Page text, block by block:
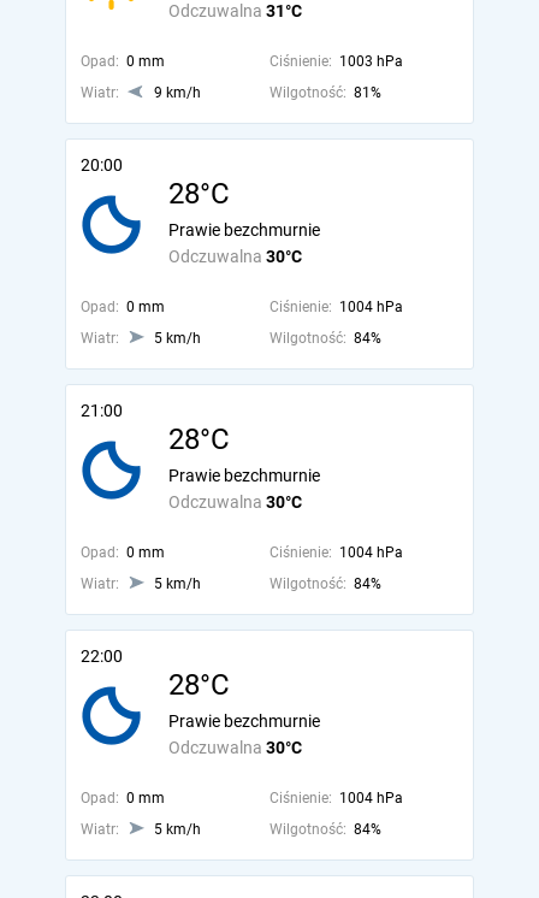
Odczuwalna 31°C
Opad: 0 mm Ciśnienie: 1003 hPa
Wiatr:
9 km/h Wilgotność: 81%
20:00
28°C
Odczuwalna 30°C
Prawie bezchmurnie
Opad: 0 mm Ciśnienie: 1004 hPa
Wiatr:
5 km/h Wilgotność: 84%
21:00
28°C
Odczuwalna 30°C
Prawie bezchmurnie
Opad: 0 mm Ciśnienie: 1004 hPa
Wiatr:
5 km/h Wilgotność: 84%
22:00
28°C
Odczuwalna 30°C
Prawie bezchmurnie
Opad: 0 mm Ciśnienie: 1004 hPa
Wiatr:
5 km/h Wilgotność: 84%